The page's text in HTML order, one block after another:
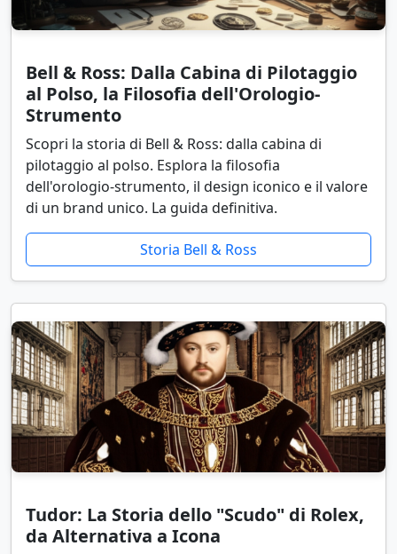
Bell & Ross: Dalla Cabina di Pilotaggio
al Polso, la Filosofia dell'Orologio-
Strumento
Scopri la storia di Bell & Ross: dalla cabina di
pilotaggio al polso. Esplora la filosofia
dell'orologio-strumento, il design iconico e il valore
di un brand unico. La guida definitiva.
Storia Bell & Ross
Tudor: La Storia dello "Scudo" di Rolex,
da Alternativa a Icona